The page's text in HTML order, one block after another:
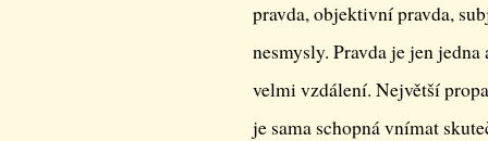
pravda, objektivní pravda,
nesmysly. Pravda je jen
velmi vzdálení. Největší
je sama schopná vnímat